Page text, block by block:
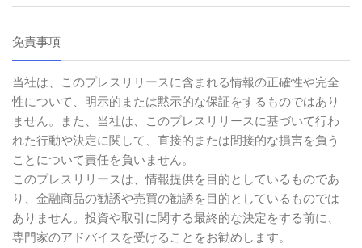
免責事項
当社は、このプレスリリースに含まれる情報の正確性や完全
性について、明示的または黙示的な保証をするものではあり
ません。また、当社は、このプレスリリースに基づいて行わ
れた行動や決定に関して、直接的または間接的な損害を負う
ことについて責任を負いません。
このプレスリリースは、情報提供を目的としているものであ
り、金融商品の勧誘や売買の勧誘を目的としているものでは
ありません。投資や取引に関する最終的な決定をする前に、
専門家のアドバイスを受けることをお勧めします。